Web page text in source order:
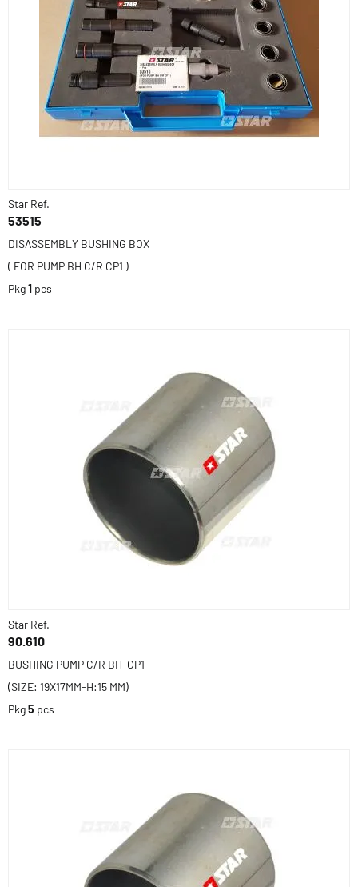
Star Ref.
53515
DISASSEMBLY BUSHING BOX
( FOR PUMP BH C/R CP1 )
Pkg1 pcs
Star Ref.
90.610
BUSHING PUMP C/R BH-CP1
(SIZE: 19X17MM-H:15 MM)
Pkg5 pcs